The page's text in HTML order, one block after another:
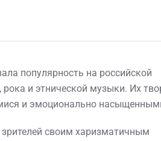
популярность на российской
и этнической музыки. Их
и эмоционально
своим харизматичным